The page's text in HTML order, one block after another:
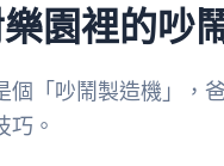
園裡的吵
個「吵鬧製造機」，
巧。